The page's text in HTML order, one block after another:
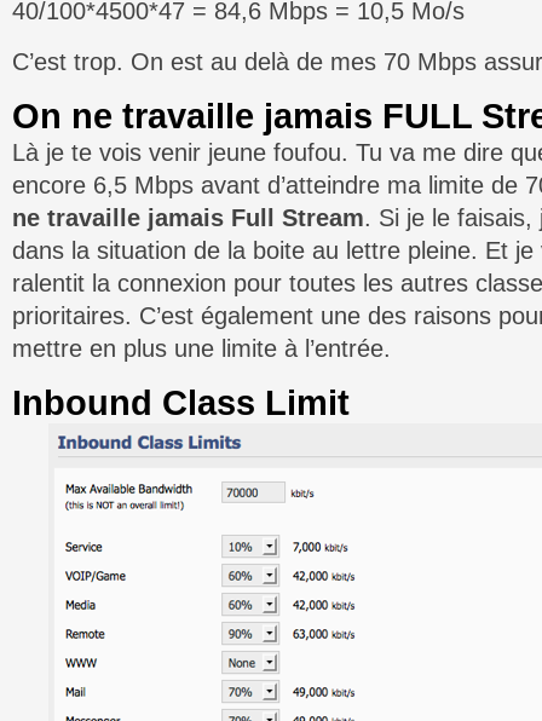
40/100*4500*47 = 84,6 Mbps = 10,5 Mo/s
C’est trop. On est au delà de mes 70 Mbps
On ne travaille jamais FULL
Là je te vois venir jeune foufou. Tu va me dire
encore 6,5 Mbps avant d’atteindre ma limite de
ne travaille jamais Full Stream. Si je le
dans la situation de la boite au lettre pleine. Et
ralentit la connexion pour toutes les autres
prioritaires. C’est également une des raisons
mettre en plus une limite à l’entrée.
Inbound Class Limit